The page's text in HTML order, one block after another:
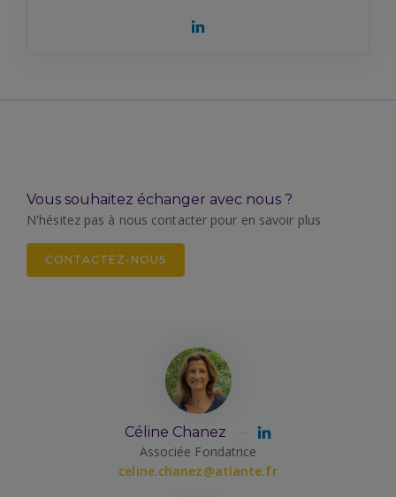
Vous souhaitez échanger avec nous ?
N'hésitez pas à nous contacter pour en savoir plus
CONTACTEZ-NOUS
Céline Chanez
Associée Fondatrice
celine.chanez@atlante.fr